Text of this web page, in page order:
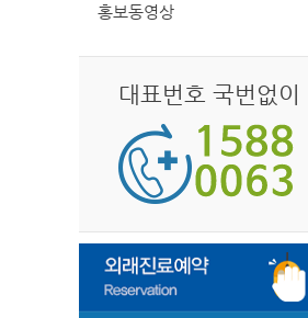
홍보동영상
대표번호 국번없이